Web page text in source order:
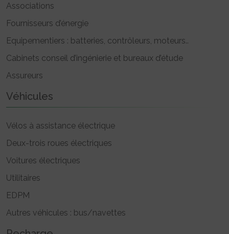
Associations
Fournisseurs d’énergie
Equipementiers : batteries, contrôleurs, moteurs..
Cabinets conseil d’ingénierie et bureaux d’étude
Assureurs
Véhicules
Vélos à assistance électrique
Deux-trois roues électriques
Voitures électriques
Utilitaires
EDPM
Autres véhicules : bus/navettes